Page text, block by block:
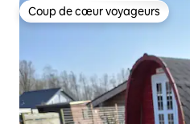
Coup de cœur voyageurs
Coup de cœur voyageurs